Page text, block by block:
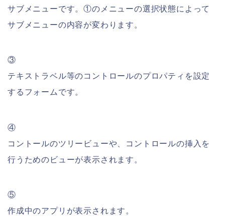
サブメニューです。①のメニューの選択状態によって
サブメニューの内容が変わります。
③
テキストラベル等のコントロールのプロパティを設定
するフォームです。
④
コントールのツリービューや、コントロールの挿入を
行うためのビューが表示されます。
⑤
作成中のアプリが表示されます。